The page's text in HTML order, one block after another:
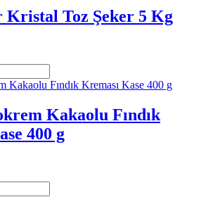
Kristal Toz Şeker 5 Kg
Kakaolu Fındık
400 g